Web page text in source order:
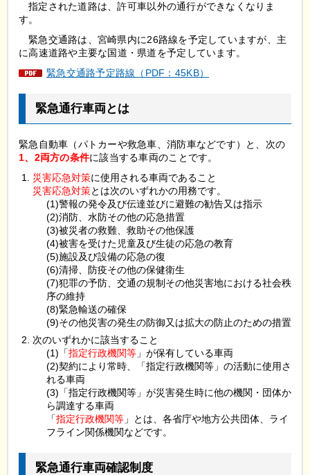
指定された道路は、許可車以外の通行ができなくなりま
す。
緊急交通路は、宮崎県内に26路線を予定していますが、主
に高速道路や主要な国道・県道を予定しています。
緊急交通路予定路線（PDF：45KB）
緊急通行車両とは
緊急自動車（パトカーや救急車、消防車などです）と、次の
1、2両方の条件に該当する車両のことです。
災害応急対策に使用される車両であること
災害応急対策とは次のいずれかの用務です。
(1)警報の発令及び伝達並びに避難の勧告又は指示
(2)消防、水防その他の応急措置
(3)被災者の救難、救助その他保護
(4)被害を受けた児童及び生徒の応急の教育
(5)施設及び設備の応急の復
(6)清掃、防疫その他の保健衛生
(7)犯罪の予防、交通の規制その他災害地における社会秩
序の維持
(8)緊急輸送の確保
(9)その他災害の発生の防御又は拡大の防止のための措置
次のいずれかに該当すること
(1)「指定行政機関等 」が保有している車両
(2)契約により常時、「指定行政機関等」の活動に使用さ
れる車両
(3)「指定行政機関等」が災害発生時に他の機関・団体か
ら調達する車両
「指定行政機関等 」とは、各省庁や地方公共団体、ライ
フライン関係機関などです。
緊急通行車両確認制度